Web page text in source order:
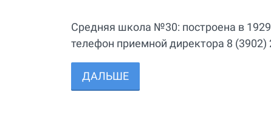
Средняя школа №30: построена в
телефон приемной директора 8
ДАЛЬШЕ